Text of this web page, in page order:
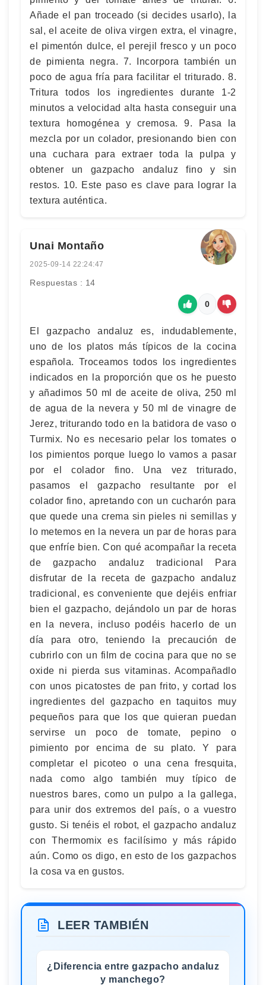
Añade el pan troceado (si decides usarlo), la
sal, el aceite de oliva virgen extra, el vinagre,
el pimentón dulce, el perejil fresco y un poco
de pimienta negra. 7. Incorpora también un
poco de agua fría para facilitar el triturado. 8.
Tritura todos los ingredientes durante 1-2
minutos a velocidad alta hasta conseguir una
textura homogénea y cremosa. 9. Pasa la
mezcla por un colador, presionando bien con
una cuchara para extraer toda la pulpa y
obtener un gazpacho andaluz fino y sin
restos. 10. Este paso es clave para lograr la
textura auténtica.
Unai Montaño
2025-09-14 22:24:47
Respuestas : 14
0
El gazpacho andaluz es, indudablemente,
uno de los platos más típicos de la cocina
española. Troceamos todos los ingredientes
indicados en la proporción que os he puesto
y añadimos 50 ml de aceite de oliva, 250 ml
de agua de la nevera y 50 ml de vinagre de
Jerez, triturando todo en la batidora de vaso o
Turmix. No es necesario pelar los tomates o
los pimientos porque luego lo vamos a pasar
por el colador fino. Una vez triturado,
pasamos el gazpacho resultante por el
colador fino, apretando con un cucharón para
que quede una crema sin pieles ni semillas y
lo metemos en la nevera un par de horas para
que enfríe bien. Con qué acompañar la receta
de gazpacho andaluz tradicional Para
disfrutar de la receta de gazpacho andaluz
tradicional, es conveniente que dejéis enfriar
bien el gazpacho, dejándolo un par de horas
en la nevera, incluso podéis hacerlo de un
día para otro, teniendo la precaución de
cubrirlo con un film de cocina para que no se
oxide ni pierda sus vitaminas. Acompañadlo
con unos picatostes de pan frito, y cortad los
ingredientes del gazpacho en taquitos muy
pequeños para que los que quieran puedan
servirse un poco de tomate, pepino o
pimiento por encima de su plato. Y para
completar el picoteo o una cena fresquita,
nada como algo también muy típico de
nuestros bares, como un pulpo a la gallega,
para unir dos extremos del país, o a vuestro
gusto. Si tenéis el robot, el gazpacho andaluz
con Thermomix es facilísimo y más rápido
aún. Como os digo, en esto de los gazpachos
la cosa va en gustos.
LEER TAMBIÉN
¿Diferencia entre gazpacho andaluz
y manchego?